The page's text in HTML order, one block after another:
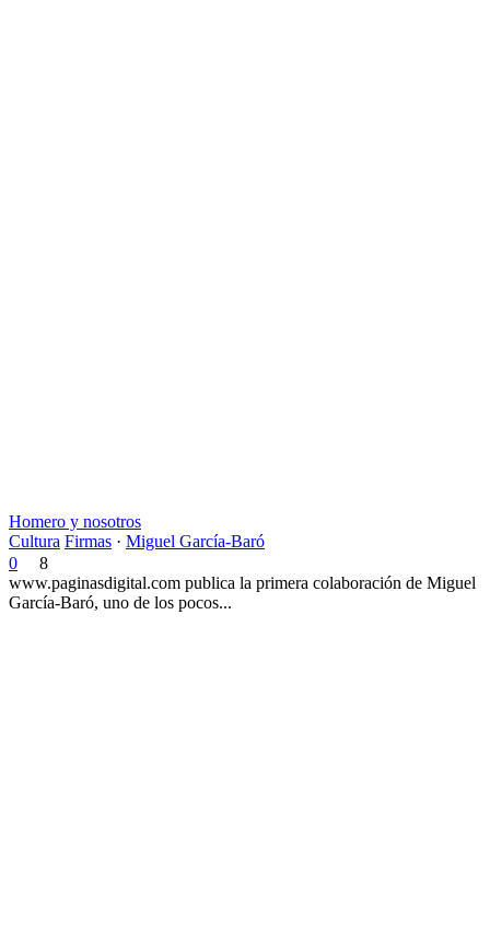
Homero y nosotros
Cultura Firmas · Miguel García-Baró
0
8
www.paginasdigital.com publica la primera colaboración de Miguel
García-Baró, uno de los pocos...